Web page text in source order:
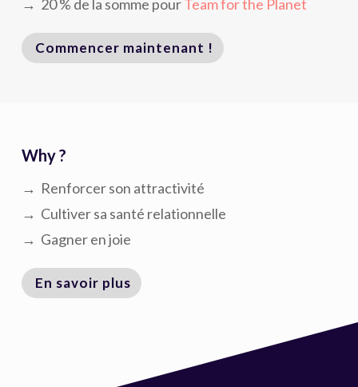
→ 20 % de la somme pourTeam for the Planet
Commencer maintenant !
Why ?
→ Renforcer son attractivité
→ Cultiver sa santé relationnelle
→ Gagner en joie
En savoir plus